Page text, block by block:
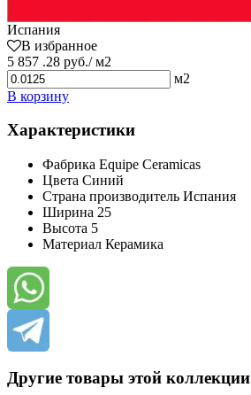
Испания
В избранное
5 857 .28 руб./ м2
м2
В корзину
Характеристики
Фабрика Equipe Cerаmicas
Цвета Синий
Страна производитель Испания
Ширина 25
Высота 5
Материал Керамика
Другие товары этой коллекции